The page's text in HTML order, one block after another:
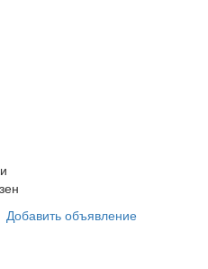
Добавить объявление